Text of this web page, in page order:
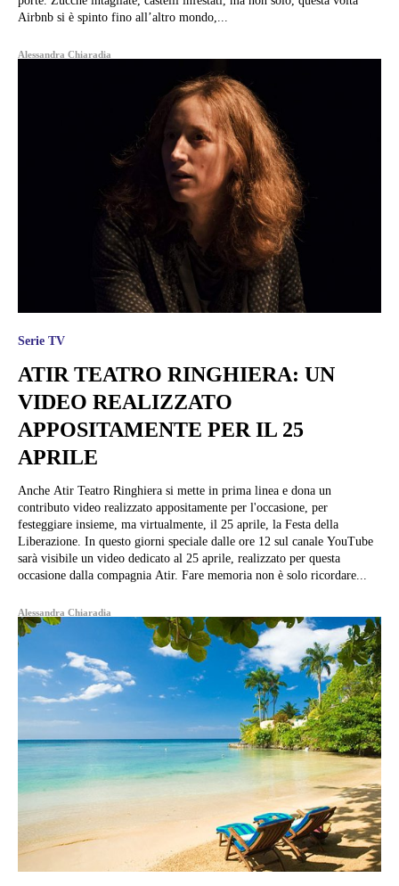
Airbnb si è spinto fino all’altro mondo,...
Alessandra Chiaradia
Serie TV
ATIR TEATRO RINGHIERA: UN
VIDEO REALIZZATO
APPOSITAMENTE PER IL 25
APRILE
Anche Atir Teatro Ringhiera si mette in prima linea e dona un
contributo video realizzato appositamente per l'occasione, per
festeggiare insieme, ma virtualmente, il 25 aprile, la Festa della
Liberazione. In questo giorni speciale dalle ore 12 sul canale YouTube
sarà visibile un video dedicato al 25 aprile, realizzato per questa
occasione dalla compagnia Atir. Fare memoria non è solo ricordare...
Alessandra Chiaradia